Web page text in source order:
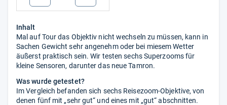
Inhalt
Mal auf Tour das Objektiv nicht wechseln zu müssen, kann in
Sachen Gewicht sehr angenehm oder bei miesem Wetter
äußerst praktisch sein. Wir testen sechs Superzooms für
kleine Sensoren, darunter das neue Tamron.
Was wurde getestet?
Im Vergleich befanden sich sechs Reisezoom-Objektive, von
denen fünf mit „sehr gut“ und eines mit „gut“ abschnitten.